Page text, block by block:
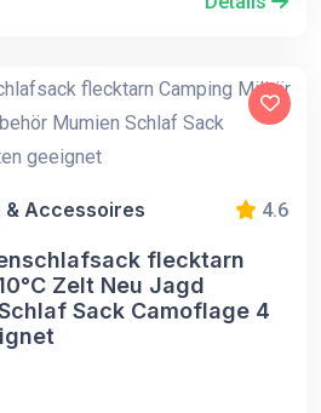
& Accessoires 4.6
flecktarn
Zelt Neu Jagd
Sack Camoflage 4